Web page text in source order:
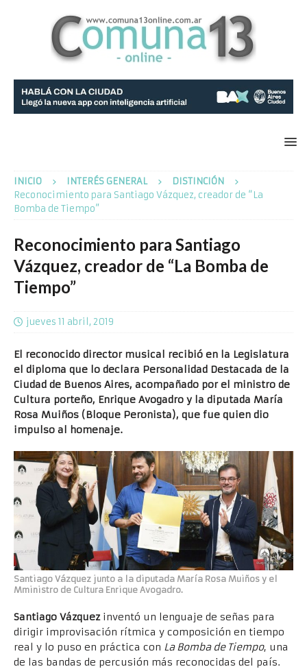
INICIO INTERÉS GENERAL
DISTINCIÓN
Reconocimiento para Santiago Vázquez, creador de “La
Bomba de Tiempo”
Reconocimiento para Santiago
Vázquez, creador de “La Bomba de
Tiempo”
jueves 11 abril, 2019
El reconocido director musical recibió en la Legislatura
el diploma que lo declara Personalidad Destacada de la
Ciudad de Buenos Aires, acompañado por el ministro de
Cultura porteño, Enrique Avogadro y la diputada María
Rosa Muiños (Bloque Peronista), que fue quien dio
impulso al homenaje.
Santiago Vázquez junto a la diputada María Rosa Muiños y el
Mministro de Cultura Enrique Avogadro.
Santiago Vázquezinventó un lenguaje de señas para
dirigir improvisación rítmica y composición en tiempo
real y lo puso en práctica con La Bomba de Tiempo, una
de las bandas de percusión más reconocidas del país.